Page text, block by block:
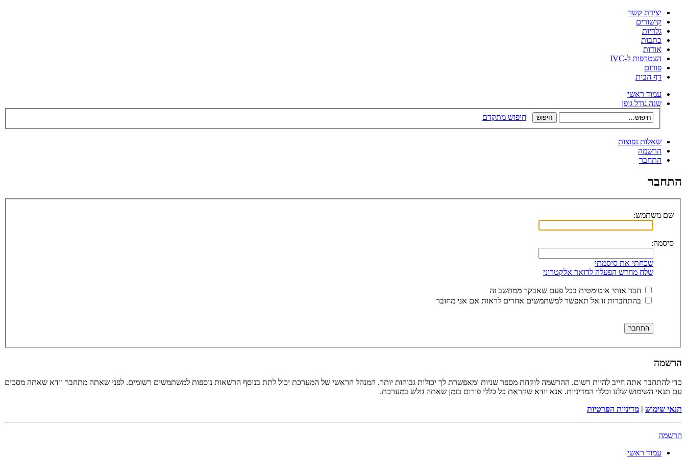
יצירת קשר
קישורים
גלריות
כתבות
אודות
הצטרפות ל-IVC
פורום
דף הבית
עמוד ראשי
שנה גודל גופן
חיפוש מתקדם
שאלות נפוצות
הרשמה
התחבר
התחבר
שם משתמש:
סיסמה:
שכחתי את סיסמתי
שלח מחדש הפעלה לדואר אלקטרוני
חבר אותי אוטומטית בכל פעם שאבקר ממחשב זה
בהתחברות זו אל תאפשר למשתמשים אחרים לראות אם אני מחובר
הרשמה
כדי להתחבר אתה חייב להיות רשום. ההרשמה לוקחת מספר שניות ומאפשרת לך יכולות גבוהות יותר. המנהל הראשי של המערכת יכול לתת בנוסף הרשאות נוספות למשתמשים רשומים. לפני שאתה מתחבר וודא שאתה מסכים
עם תנאי השימוש שלנו וכללי המדיניות. אנא וודא שקראת כל כללי פורום בזמן שאתה גולש במערכת.
תנאי שימוש | מדיניות הפרטיות
הרשמה
עמוד ראשי